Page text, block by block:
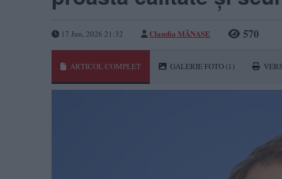
17 Jun, 2026 21:32 Claudia MĂNASE 570
ARTICOL COMPLET GALERIE FOTO (1)